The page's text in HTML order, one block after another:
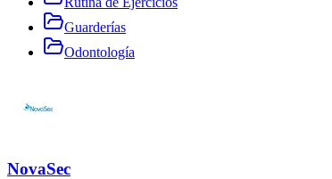
Guarderías
Odontología
NovaSec